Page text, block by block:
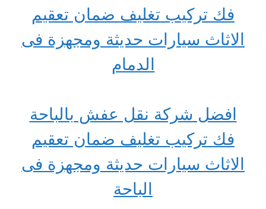
فك تركيب تغليف ضمان تعقيم
الاثاث سيارات حديثة ومجهزة فى
الدمام
افضل شركة نقل عفش بالباحة
فك تركيب تغليف ضمان تعقيم
الاثاث سيارات حديثة ومجهزة فى
الباحة